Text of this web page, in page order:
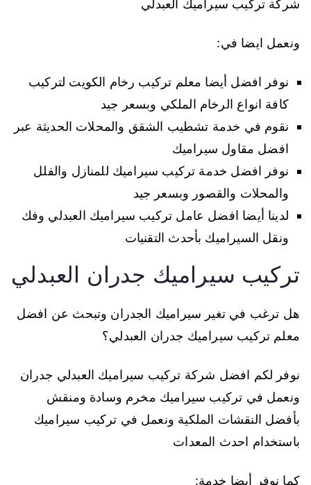
شركة تركيب سيراميك العبدلي
ونعمل ايضا في:
نوفر افضل أيضا معلم تركيب رخام الكويت لتركيب
كافة انواع الرخام الملكي وبسعر جيد
نقوم في خدمة تشطيب الشقق والمحلات الحديثة عبر
افضل مقاول سيراميك
نوفر افضل خدمة تركيب سيراميك للمنازل والفلل
والمحلات والقصور وبسعر جيد
لدينا أيضا افضل عامل تركيب سيراميك العبدلي وفك
ونقل السيراميك بأحدث التقنيات
تركيب سيراميك جدران العبدلي
هل ترغب في تغير سيراميك الجدران وتبحث عن افضل
معلم تركيب سيراميك جدران العبدلي؟
نوفر لكم افضل شركة تركيب سيراميك العبدلي جدران
ونعمل في تركيب سيراميك مخرم وسادة ومنقش
بأفضل النقشات الملكية ونعمل في تركيب سيراميك
باستخدام احدث المعدات
كما نوفر أيضا خدمة: